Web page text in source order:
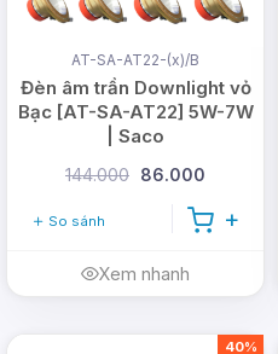
AT-SA-AT22-(x)/B
Đèn âm trần Downlight vỏ
Bạc [AT-SA-AT22] 5W-7W
| Saco
144.000 86.000
So sánh
Xem nhanh
40%